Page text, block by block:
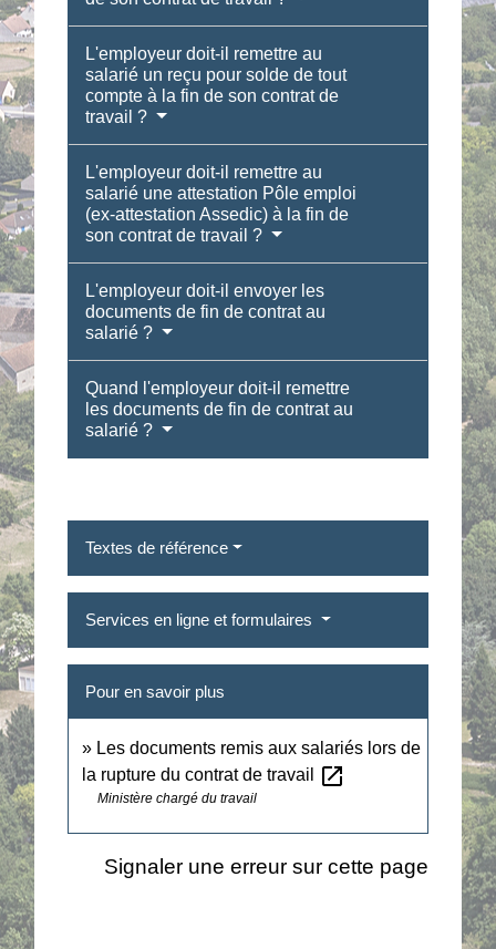
L'employeur doit-il remettre au
salarié un reçu pour solde de tout
compte à la fin de son contrat de
travail ?
L'employeur doit-il remettre au
salarié une attestation Pôle emploi
(ex-attestation Assedic) à la fin de
son contrat de travail ?
L'employeur doit-il envoyer les
documents de fin de contrat au
salarié ?
Quand l'employeur doit-il remettre
les documents de fin de contrat au
salarié ?
Textes de référence
Services en ligne et formulaires
Pour en savoir plus
Les documents remis aux salariés lors de
la rupture du contrat de travail
open_in_new
Ministère chargé du travail
Signaler une erreur sur cette page